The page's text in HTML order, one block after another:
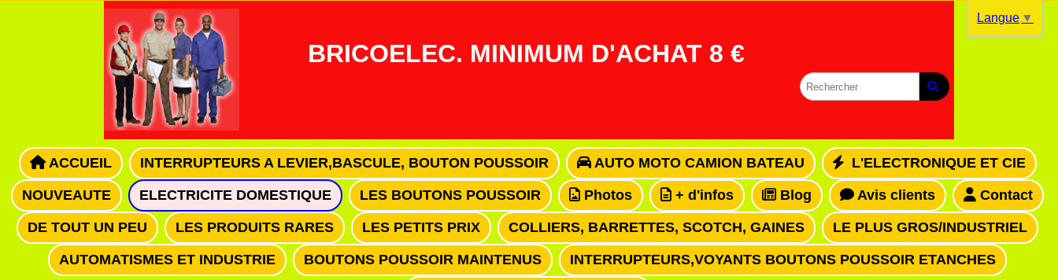
BRICOELEC. MINIMUM D'ACHAT 8 €
ACCUEIL INTERRUPTEURS A LEVIER,BASCULE, BOUTON POUSSOIR AUTO MOTO CAMION BATEAU L'ELECTRONIQUE ET CIE
NOUVEAUTE ELECTRICITE DOMESTIQUE LES BOUTONS POUSSOIR Photos + d'infos Blog Avis clients Contact
DE TOUT UN PEU LES PRODUITS RARES LES PETITS PRIX COLLIERS, BARRETTES, SCOTCH, GAINES LE PLUS GROS/INDUSTRIEL
AUTOMATISMES ET INDUSTRIE BOUTONS POUSSOIR MAINTENUS INTERRUPTEURS,VOYANTS BOUTONS POUSSOIR ETANCHES
Langue ▼